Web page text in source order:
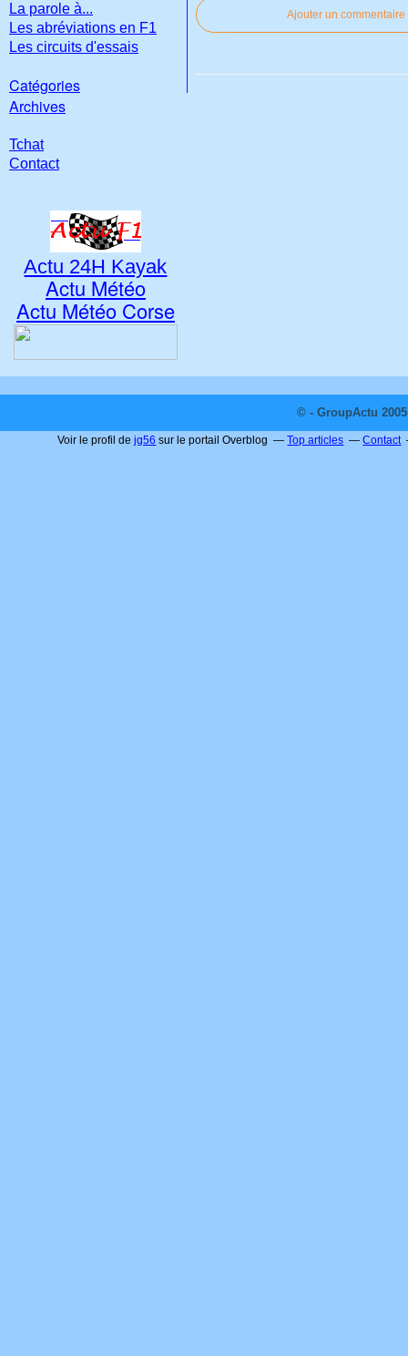
Ajouter un commentaire
La parole à...
Les abréviations en F1
Les circuits d'essais
Catégories
Archives
Tchat
Contact
Actu 24H Kayak
Actu Météo
Actu Météo Corse
© - GroupActu
Voir le profil dejg56 sur le portail Overblog Top articles Contact